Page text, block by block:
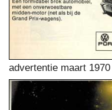
advertentie maart 1970